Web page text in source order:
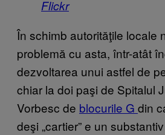
Flickr
În schimb autorităţile locale
problemă cu asta, într-atât
dezvoltarea unui astfel de
chiar la doi paşi de Spitalul
Vorbesc de blocurile G din
deşi „cartier” e un